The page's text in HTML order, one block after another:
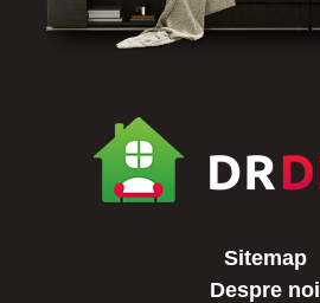
Sitemap
Despre noi